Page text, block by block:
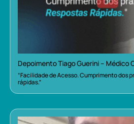
Depoimento Tiago Guerini – Médico
“Facilidade de Acesso. Cumprimento dos
rápidas.”